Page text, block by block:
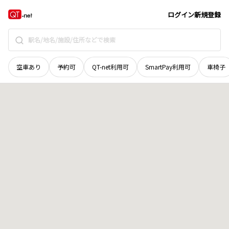
ログイン新規登録
空車あり 予約可 QT-net利用可 SmartPay利用可 車椅子
北海道